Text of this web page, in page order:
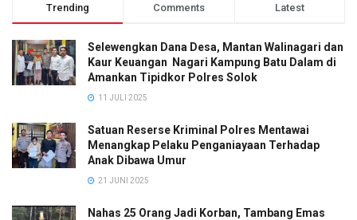
Trending Comments Latest
Selewengkan Dana Desa, Mantan Walinagari dan
Kaur Keuangan Nagari Kampung Batu Dalam di
Amankan Tipidkor Polres Solok
11 JULI 2025
Satuan Reserse Kriminal Polres Mentawai
Menangkap Pelaku Penganiayaan Terhadap
Anak Dibawa Umur
21 JUNI 2025
Nahas 25 Orang Jadi Korban, Tambang Emas